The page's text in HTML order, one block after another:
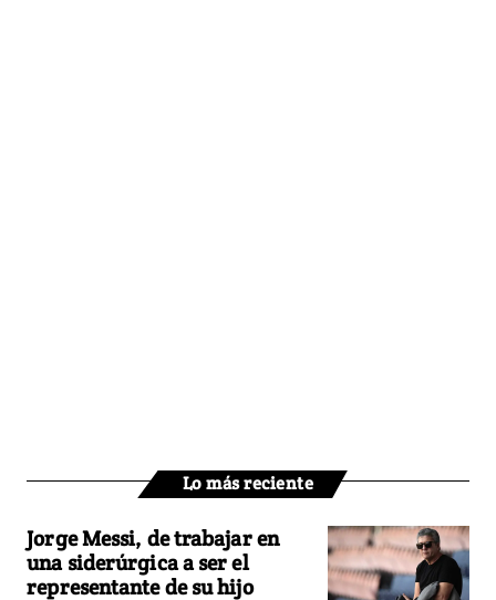
Lo más reciente
Jorge Messi, de trabajar en
una siderúrgica a ser el
representante de su hijo